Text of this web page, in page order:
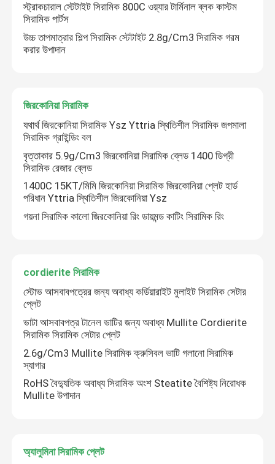
স্ট্রাকচারাল স্টেটাইট সিরামিক 800C ওয়্যার টার্মিনাল ব্লক কাস্টম
সিরামিক পার্টস
উচ্চ তাপমাত্রার শিল্প সিরামিক স্টেটাইট 2.8g/Cm3 সিরামিক গরম
করার উপাদান
জিরকোনিয়া সিরামিক
যথার্থ জিরকোনিয়া সিরামিক Ysz Yttria স্থিতিশীল সিরামিক জপমালা
সিরামিক গ্রাইন্ডিং বল
বৃত্তাকার 5.9g/Cm3 জিরকোনিয়া সিরামিক ব্লেড 1400 ডিগ্রী
সিরামিক রেজার ব্লেড
1400C 15KT/মিমি জিরকোনিয়া সিরামিক জিরকোনিয়া প্লেট হার্ড
পরিধান Yttria স্থিতিশীল জিরকোনিয়া Ysz
গয়না সিরামিক কালো জিরকোনিয়া রিং ডায়মন্ড কাটিং সিরামিক রিং
cordierite সিরামিক
স্টোভ আসবাবপত্রের জন্য অবাধ্য কর্ডিয়ারাইট মুলাইট সিরামিক সেটার
প্লেট
ভাটা আসবাবপত্র টানেল ভাটির জন্য অবাধ্য Mullite Cordierite
সিরামিক সিরামিক সেটার প্লেট
2.6g/Cm3 Mullite সিরামিক ক্রুসিবল ভাটি গলানো সিরামিক
স্যাগার
RoHS বৈদ্যুতিক অবাধ্য সিরামিক অংশ Steatite বৈশিষ্ট্য নিরোধক
Mullite উপাদান
অ্যালুমিনা সিরামিক প্লেট